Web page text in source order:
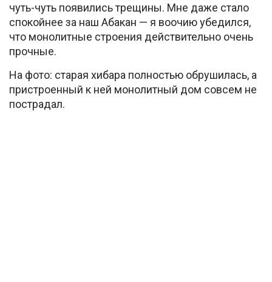
чуть-чуть появились трещины. Мне даже стало
спокойнее за наш Абакан — я воочию убедился,
что монолитные строения действительно очень
прочные.
На фото: старая хибара полностью обрушилась, а
пристроенный к ней монолитный дом совсем не
пострадал.